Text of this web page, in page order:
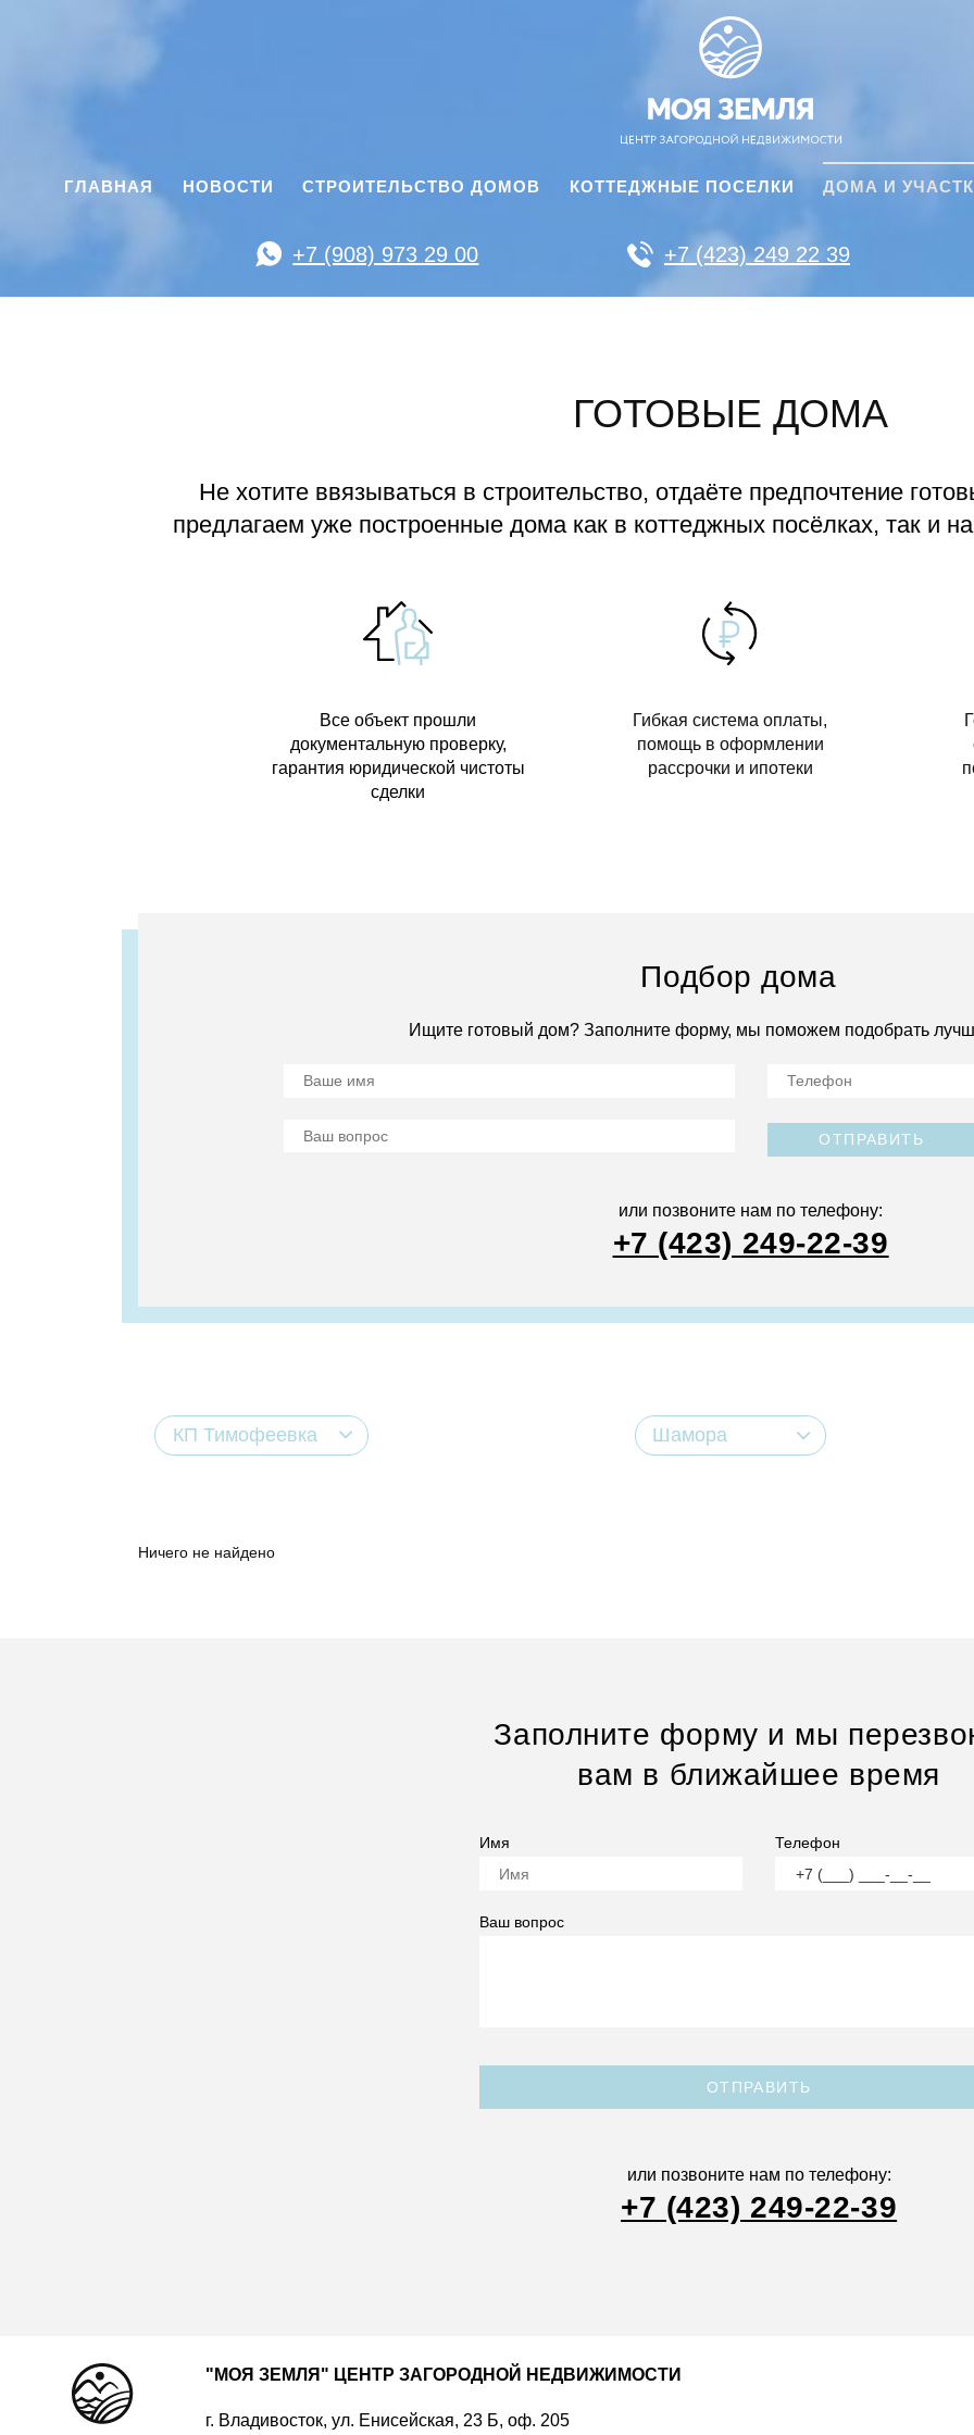
ГЛАВНАЯ НОВОСТИ СТРОИТЕЛЬСТВО ДОМОВ КОТТЕДЖНЫЕ ПОСЕЛКИ ДОМА И
+7 (908) 973 29 00 +7 (423) 249 22 39
ГОТОВЫЕ ДОМА
Не хотите ввязываться в строительство, отдаёте предпочтение
предлагаем уже построенные дома как в коттеджных посёлках, так и
Все объект прошли
документальную проверку,
гарантия юридической чистоты
сделки
Гибкая система оплаты,
помощь в оформлении
рассрочки и ипотеки
Подбор дома
Ищите готовый дом? Заполните форму, мы поможем подобрать
ОТПРАВИТЬ
или позвоните нам по телефону:
+7 (423) 249-22-39
КП Тимофеевка Шамора
Ничего не найдено
Заполните форму и мы
вам в ближайшее время
Имя Телефон
Ваш вопрос
ОТПРАВИТЬ
или позвоните нам по телефону:
+7 (423) 249-22-39
"МОЯ ЗЕМЛЯ" ЦЕНТР ЗАГОРОДНОЙ НЕДВИЖИМОСТИ
г. Владивосток, ул. Енисейская, 23 Б, оф. 205